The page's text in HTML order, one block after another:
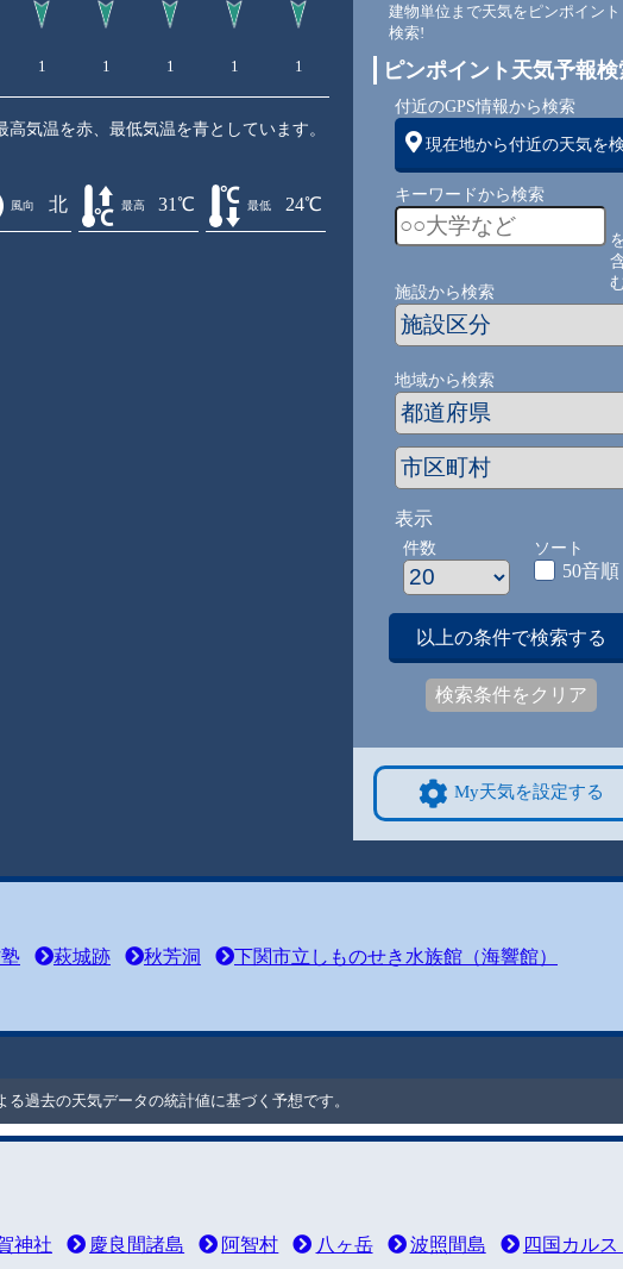
1 1 1 1 1 1 1 2 2
気温を赤、最低気温を青としています。
風向 北 最高 31℃ 最低 24℃
建物単位まで天気をピンポイント
検索!
ピンポイント天気予報検
付近のGPS情報から検索
現在地から付近の天気を
キーワードから検索
施設から検索
地域から検索
表示
件数 ソート
50音順
以上の条件で検索する
検索条件をクリア
My天気を設定する
萩城跡 秋芳洞
下関市立しものせき水族館（海響館）
過去の天気データの統計値に基づく予想です。
神社 慶良間諸島 阿智村 八ヶ岳 波照間島 四国カルス